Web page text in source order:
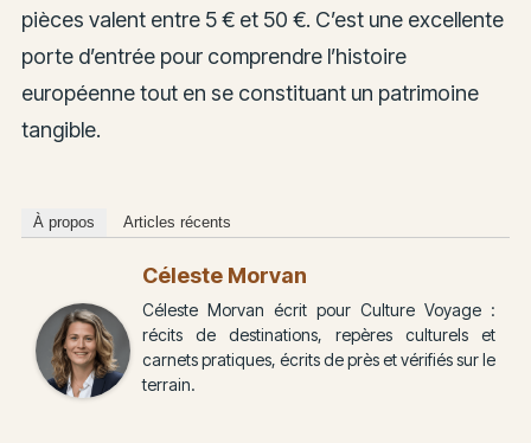
pièces valent entre 5 € et 50 €. C’est une excellente
porte d’entrée pour comprendre l’histoire
européenne tout en se constituant un patrimoine
tangible.
À propos Articles récents
Céleste Morvan
Céleste Morvan écrit pour Culture Voyage :
récits de destinations, repères culturels et
carnets pratiques, écrits de près et vérifiés sur le
terrain.